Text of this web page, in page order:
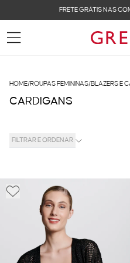
FRETE GRÁTIS NAS
HOME/ROUPAS FEMININAS/BLAZERS E
CARDIGANS
FILTRAR E ORDENAR